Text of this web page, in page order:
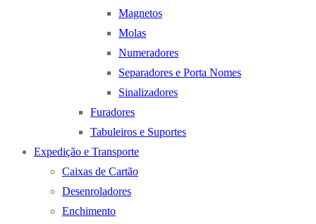
Magnetos
Molas
Numeradores
Separadores e Porta Nomes
Sinalizadores
Furadores
Tabuleiros e Suportes
Expedição e Transporte
Caixas de Cartão
Desenroladores
Enchimento